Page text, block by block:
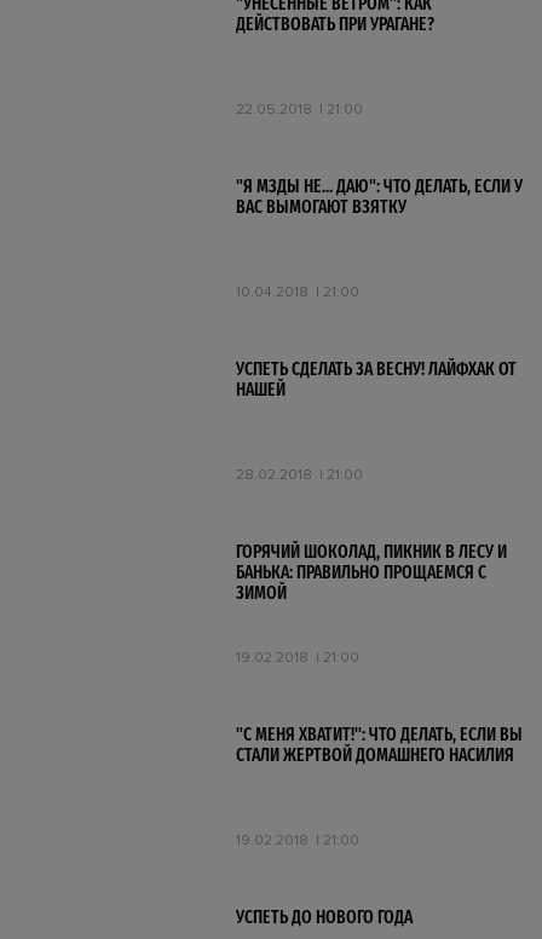
ДЕЙСТВОВАТЬ ПРИ УРАГАНЕ?
22.05.2018 21:00
"Я МЗДЫ НЕ... ДАЮ": ЧТО ДЕЛАТЬ, ЕСЛИ У
ВАС ВЫМОГАЮТ ВЗЯТКУ
10.04.2018 21:00
УСПЕТЬ СДЕЛАТЬ ЗА ВЕСНУ! ЛАЙФХАК ОТ
НАШЕЙ
28.02.2018 21:00
ГОРЯЧИЙ ШОКОЛАД, ПИКНИК В ЛЕСУ И
БАНЬКА: ПРАВИЛЬНО ПРОЩАЕМСЯ С
ЗИМОЙ
19.02.2018 21:00
"С МЕНЯ ХВАТИТ!": ЧТО ДЕЛАТЬ, ЕСЛИ ВЫ
СТАЛИ ЖЕРТВОЙ ДОМАШНЕГО НАСИЛИЯ
19.02.2018 21:00
УСПЕТЬ ДО НОВОГО ГОДА